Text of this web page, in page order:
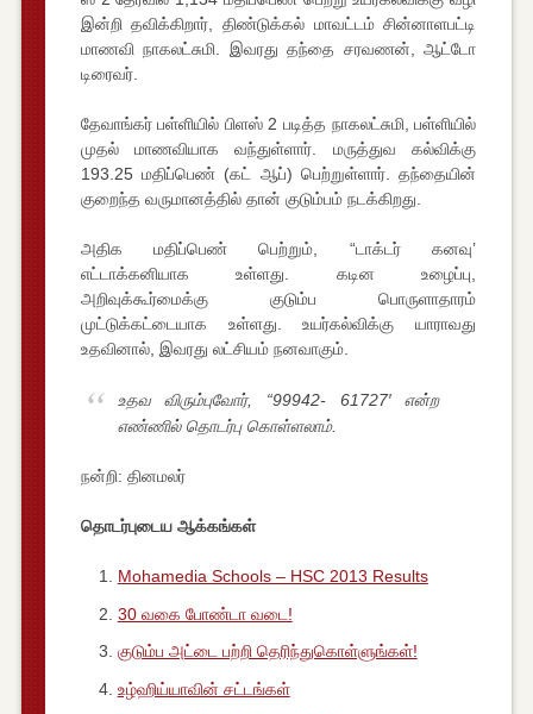
இன்றி தவிக்கிறார், திண்டுக்கல் மாவட்டம் சின்னாளபட்டி
மாணவி நாகலட்சுமி. இவரது தந்தை சரவணன், ஆட்டோ
டிரைவர்.
தேவாங்கர் பள்ளியில் பிளஸ் 2 படித்த நாகலட்சுமி, பள்ளியில்
முதல் மாணவியாக வந்துள்ளார். மருத்துவ கல்விக்கு
193.25 மதிப்பெண் (கட் ஆப்) பெற்றுள்ளார். தந்தையின்
குறைந்த வருமானத்தில் தான் குடும்பம் நடக்கிறது.
அதிக மதிப்பெண் பெற்றும், “டாக்டர் கனவு’
எட்டாக்கனியாக உள்ளது. கடின உழைப்பு,
அறிவுக்கூர்மைக்கு குடும்ப பொருளாதாரம்
முட்டுக்கட்டையாக உள்ளது. உயர்கல்விக்கு யாராவது
உதவினால், இவரது லட்சியம் நனவாகும்.
உதவ விரும்புவோர், “99942- 61727′ என்ற
எண்ணில் தொடர்பு கொள்ளலாம்.
நன்றி: தினமலர்
தொடர்புடைய ஆக்கங்கள்
Mohamedia Schools – HSC 2013 Results
30 வகை போண்டா வடை!
குடும்ப அட்டை பற்றி தெரிந்துகொள்ளுங்கள்!
உழ்ஹிய்யாவின் சட்டங்கள்